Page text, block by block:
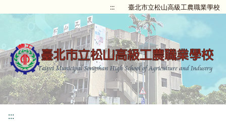
::: 臺北市立松山高級工農職業學校
:::